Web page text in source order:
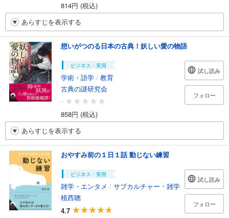
814円 (税込)
あらすじを表示する
想いがつのる日本の古典！妖しい愛の物語
ビジネス・実用
学術・語学 / 教育
古典の謎研究会
-
858円 (税込)
試し読み
フォロー
あらすじを表示する
おやすみ前の１日１話 動じない練習
ビジネス・実用
雑学・エンタメ / サブカルチャー・雑学
植西聰
4.7
試し読み
フォロー